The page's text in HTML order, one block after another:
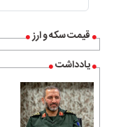
قیمت سکه و ارز
یادداشت